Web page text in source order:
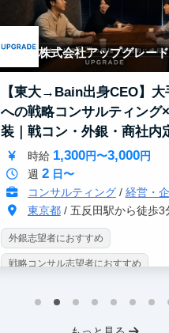
株式会社アップグレード
【東大→Bain出身CEO】大
への戦略コンサルティング
装｜戦コン・外銀・商社内
数
時給 1,300円〜3,000円
週 2日〜
コンサルティング/ 経営・
東京都/ 五反田駅から徒歩3分（大崎駅から徒
外銀志望者におすすめ
戦略コンサル志望者におすすめ